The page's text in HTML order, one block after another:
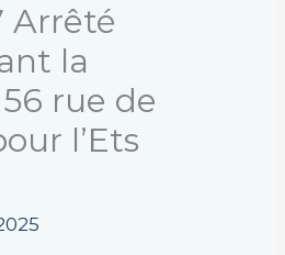
Arrêté
la
rue de
l’Ets